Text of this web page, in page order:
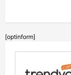
[optinform]